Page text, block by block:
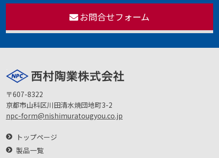
お問合せフォーム
〒607-8322
京都市山科区川田清水焼団地町3-2
npc-form@nishimuratougyou.co.jp
トップページ
製品一覧